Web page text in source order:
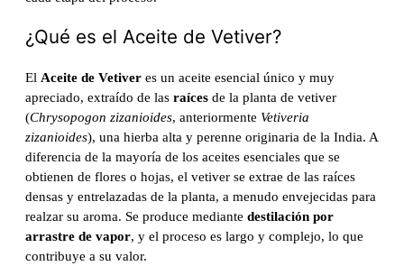
¿Qué es el Aceite de Vetiver?
El Aceite de Vetiver es un aceite esencial único y muy
apreciado, extraído de las raíces de la planta de vetiver
(Chrysopogon zizanioides, anteriormente Vetiveria
zizanioides), una hierba alta y perenne originaria de la India. A
diferencia de la mayoría de los aceites esenciales que se
obtienen de flores o hojas, el vetiver se extrae de las raíces
densas y entrelazadas de la planta, a menudo envejecidas para
realzar su aroma. Se produce mediante destilación por
arrastre de vapor, y el proceso es largo y complejo, lo que
contribuye a su valor.